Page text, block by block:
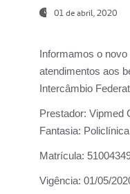
01 de abril, 2020
Informamos o
atendimentos aos
Intercâmbio
Prestador: Vipmed
Fantasia:
Matrícula:
Vigência: 01/05/